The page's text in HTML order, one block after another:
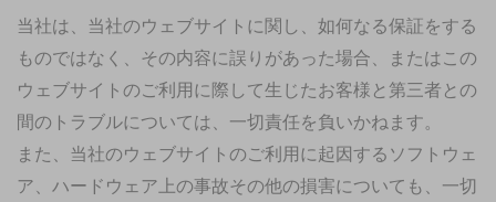
当社は、当社のウェブサイトに関し、如何なる保証をする
ものではなく、その内容に誤りがあった場合、またはこの
ウェブサイトのご利用に際して生じたお客様と第三者との
間のトラブルについては、一切責任を負いかねます。
また、当社のウェブサイトのご利用に起因するソフトウェ
ア、ハードウェア上の事故その他の損害についても、一切